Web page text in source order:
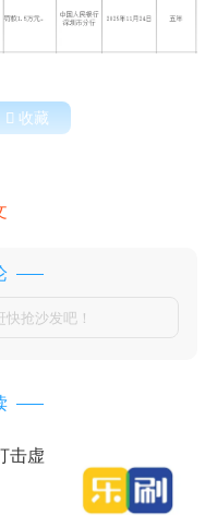
 收藏
抢沙发吧！
击虚